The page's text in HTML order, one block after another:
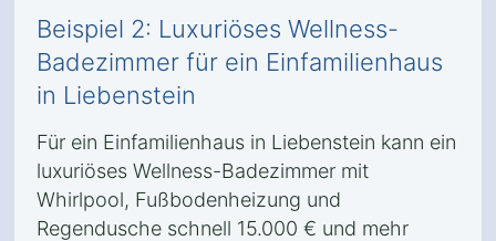
Beispiel 2: Luxuriöses Wellness-
Badezimmer für ein Einfamilienhaus
in Liebenstein
Für ein Einfamilienhaus in Liebenstein kann ein
luxuriöses Wellness-Badezimmer mit
Whirlpool, Fußbodenheizung und
Regendusche schnell 15.000 € und mehr